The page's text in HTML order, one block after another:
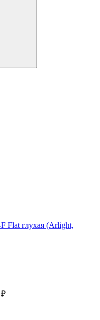
Flat глухая (Arlight,
₽